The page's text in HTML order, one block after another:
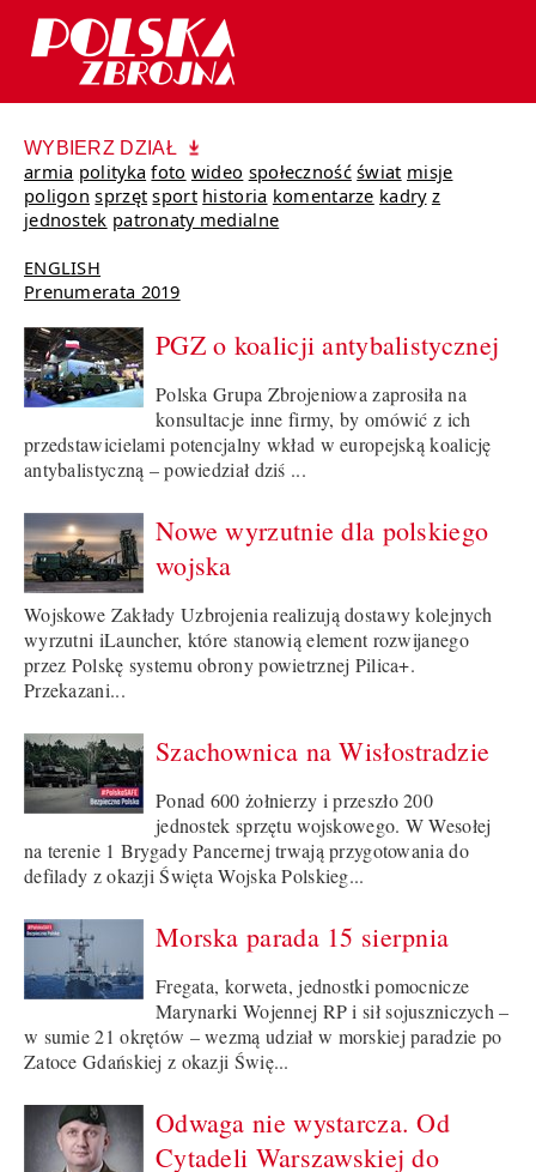
WYBIERZ DZIAŁ
armia polityka foto wideo społeczność świat misje
poligon sprzęt sport historia komentarze kadry z
jednostek patronaty medialne
ENGLISH
Prenumerata 2019
PGZ o koalicji antybalistycznej
Polska Grupa Zbrojeniowa zaprosiła na
konsultacje inne firmy, by omówić z ich
przedstawicielami potencjalny wkład w europejską koalicję
antybalistyczną – powiedział dziś ...
Nowe wyrzutnie dla polskiego
wojska
Wojskowe Zakłady Uzbrojenia realizują dostawy kolejnych
wyrzutni iLauncher, które stanowią element rozwijanego
przez Polskę systemu obrony powietrznej Pilica+.
Przekazani...
Szachownica na Wisłostradzie
Ponad 600 żołnierzy i przeszło 200
jednostek sprzętu wojskowego. W Wesołej
na terenie 1 Brygady Pancernej trwają przygotowania do
defilady z okazji Święta Wojska Polskieg...
Morska parada 15 sierpnia
Fregata, korweta, jednostki pomocnicze
Marynarki Wojennej RP i sił sojuszniczych –
w sumie 21 okrętów – wezmą udział w morskiej paradzie po
Zatoce Gdańskiej z okazji Świę...
Odwaga nie wystarcza. Od
Cytadeli Warszawskiej do